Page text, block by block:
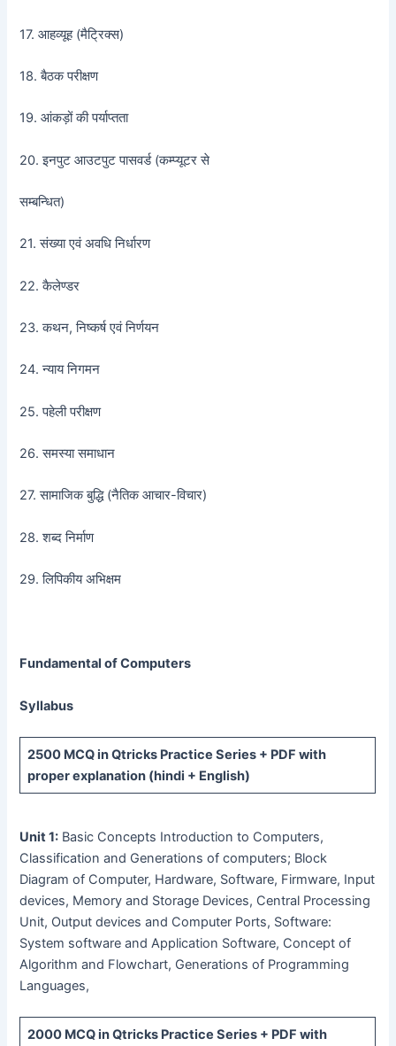
17. आहव्यूह (मैट्रिक्स)
18. बैठक परीक्षण
19. आंकड़ों की पर्याप्तता
20. इनपुट आउटपुट पासवर्ड (कम्प्यूटर से
सम्बन्धित)
21. संख्या एवं अवधि निर्धारण
22. कैलेण्डर
23. कथन, निष्कर्ष एवं निर्णयन
24. न्याय निगमन
25. पहेली परीक्षण
26. समस्या समाधान
27. सामाजिक बुद्धि (नैतिक आचार-विचार)
28. शब्द निर्माण
29. लिपिकीय अभिक्षम
Fundamental of Computers
Syllabus
2500 MCQin Qtricks Practice Series + PDF with
proper explanation (hindi + English)
Unit 1: Basic Concepts Introduction to Computers,
Classification and Generations of computers; Block
Diagram of Computer, Hardware, Software, Firmware, Input
devices, Memory and Storage Devices, Central Processing
Unit, Output devices and Computer Ports, Software:
System software and Application Software, Concept of
Algorithm and Flowchart, Generations of Programming
Languages,
2000 MCQin Qtricks Practice Series + PDF with